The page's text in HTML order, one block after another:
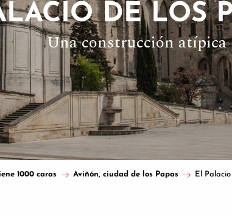
DE LOS
Una construcción atípica
1000 caras Aviñón, ciudad de los Papas El